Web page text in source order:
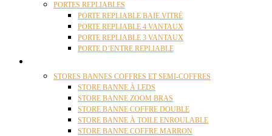
PORTES REPLIABLES
PORTE REPLIABLE BAIE VITRÉ
PORTE REPLIABLE 4 VANTAUX
PORTE REPLIABLE 3 VANTAUX
PORTE D’ENTRE REPLIABLE
STORES BANNES COFFRES ET SEMI-COFFRES
STORE BANNE À LEDS
STORE BANNE ZOOM BRAS
STORE BANNE COFFRE DOUBLE
STORE BANNE À TOILE ENROULABLE
STORE BANNE COFFRE MARRON